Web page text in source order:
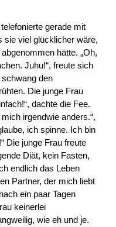
gerade mit
sie viel glücklicher wäre,
hätte. „Oh,
Juhu!“, freute sich
den
Die junge Frau
dachte die Fee.
irgendwie anders.“,
ich spinne. Ich bin
Die junge Frau freute
Diät, kein Fasten,
endlich das Leben
Partner, der mich liebt
ein paar Tagen
keinerlei
wie eh und je.